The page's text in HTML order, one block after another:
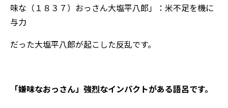
味な（１８３７）おっさん大塩平八郎」：米不足を機に
与力
だった大塩平八郎が起こした反乱です。
「嫌味なおっさん」強烈なインパクトがある語呂です。